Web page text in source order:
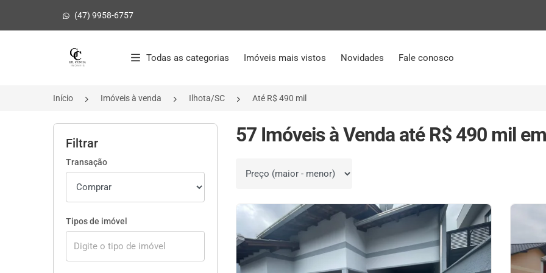
(47) 9958-6757
Página inicial
Todas as categorias Imóveis mais vistos Novidades Fale conosco
Início Imóveis à venda Ilhota/SC Até R$ 490 mil
Filtrar
Transação
Tipos de imóvel
57 Imóveis à Venda até R$ 490 mil
Ordenar por